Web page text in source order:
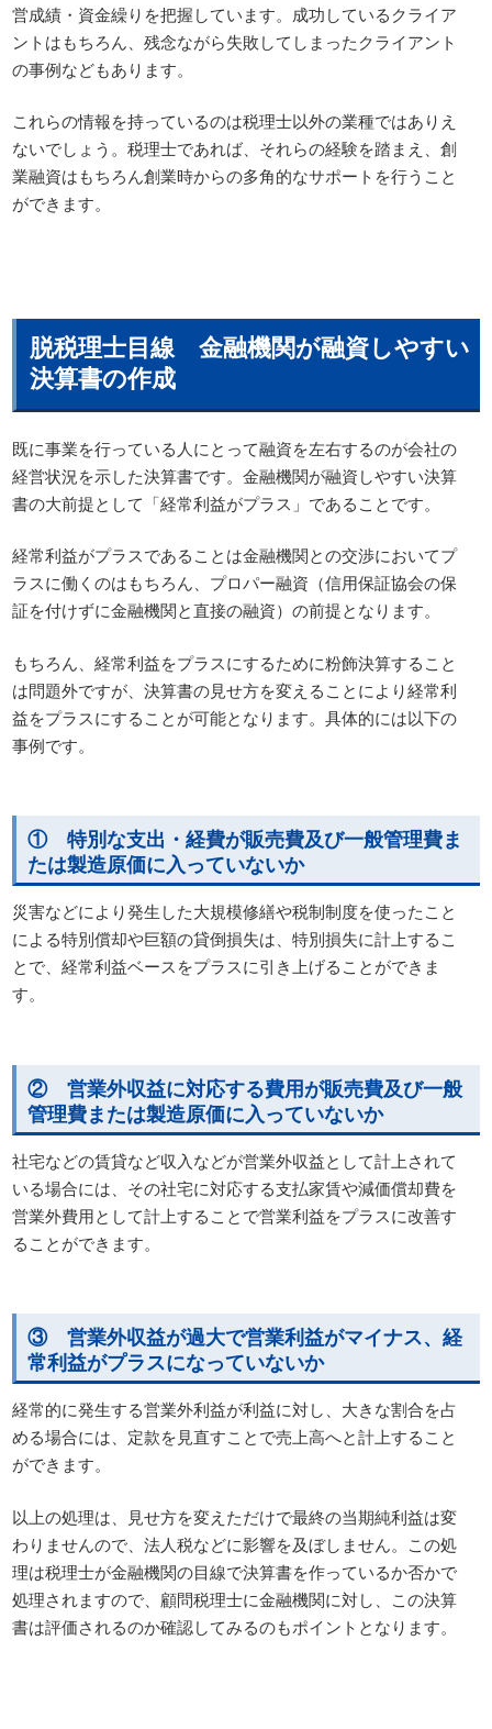
営成績・資金繰りを把握しています。成功しているクライア
ントはもちろん、残念ながら失敗してしまったクライアント
の事例などもあります。
これらの情報を持っているのは税理士以外の業種ではありえ
ないでしょう。税理士であれば、それらの経験を踏まえ、創
業融資はもちろん創業時からの多角的なサポートを行うこと
ができます。
脱税理士目線 金融機関が融資しやすい
決算書の作成
既に事業を行っている人にとって融資を左右するのが会社の
経営状況を示した決算書です。金融機関が融資しやすい決算
書の大前提として「経常利益がプラス」であることです。
経常利益がプラスであることは金融機関との交渉においてプ
ラスに働くのはもちろん、プロパー融資（信用保証協会の保
証を付けずに金融機関と直接の融資）の前提となります。
もちろん、経常利益をプラスにするために粉飾決算すること
は問題外ですが、決算書の見せ方を変えることにより経常利
益をプラスにすることが可能となります。具体的には以下の
事例です。
① 特別な支出・経費が販売費及び一般管理費ま
たは製造原価に入っていないか
災害などにより発生した大規模修繕や税制制度を使ったこと
による特別償却や巨額の貸倒損失は、特別損失に計上するこ
とで、経常利益ベースをプラスに引き上げることができま
す。
② 営業外収益に対応する費用が販売費及び一般
管理費または製造原価に入っていないか
社宅などの賃貸など収入などが営業外収益として計上されて
いる場合には、その社宅に対応する支払家賃や減価償却費を
営業外費用として計上することで営業利益をプラスに改善す
ることができます。
③ 営業外収益が過大で営業利益がマイナス、経
常利益がプラスになっていないか
経常的に発生する営業外利益が利益に対し、大きな割合を占
める場合には、定款を見直すことで売上高へと計上すること
ができます。
以上の処理は、見せ方を変えただけで最終の当期純利益は変
わりませんので、法人税などに影響を及ぼしません。この処
理は税理士が金融機関の目線で決算書を作っているか否かで
処理されますので、顧問税理士に金融機関に対し、この決算
書は評価されるのか確認してみるのもポイントとなります。